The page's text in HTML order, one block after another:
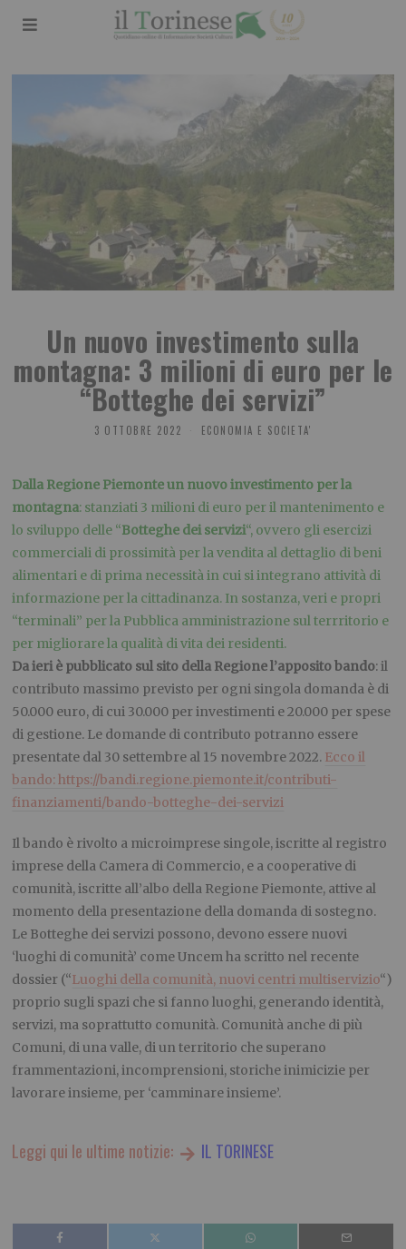
Un nuovo investimento sulla
montagna: 3 milioni di euro per le
“Botteghe dei servizi”
3 OTTOBRE 2022 ECONOMIA E SOCIETA'
Dalla Regione Piemonte un nuovo investimento per la
montagna: stanziati 3 milioni di euro per il mantenimento e
lo sviluppo delle “Botteghe dei servizi“, ovvero gli esercizi
commerciali di prossimità per la vendita al dettaglio di beni
alimentari e di prima necessità in cui si integrano attività di
informazione per la cittadinanza. In sostanza, veri e propri
“terminali” per la Pubblica amministrazione sul terrritorio e
per migliorare la qualità di vita dei residenti.
Da ieri è pubblicato sul sito della Regione l’apposito bando: il
contributo massimo previsto per ogni singola domanda è di
50.000 euro, di cui 30.000 per investimenti e 20.000 per spese
di gestione. Le domande di contributo potranno essere
presentate dal 30 settembre al 15 novembre 2022. Ecco il
bando: https://bandi.regione.piemonte.it/contributi-
finanziamenti/bando-botteghe-dei-servizi
Il bando è rivolto a microimprese singole, iscritte al registro
imprese della Camera di Commercio, e a cooperative di
comunità, iscritte all’albo della Regione Piemonte, attive al
momento della presentazione della domanda di sostegno.
Le Botteghe dei servizi possono, devono essere nuovi
‘luoghi di comunità’ come Uncem ha scritto nel recente
dossier (“Luoghi della comunità, nuovi centri multiservizio“)
proprio sugli spazi che si fanno luoghi, generando identità,
servizi, ma soprattutto comunità. Comunità anche di più
Comuni, di una valle, di un territorio che superano
frammentazioni, incomprensioni, storiche inimicizie per
lavorare insieme, per ‘camminare insieme’.
Leggi qui le ultime notizie: IL TORINESE